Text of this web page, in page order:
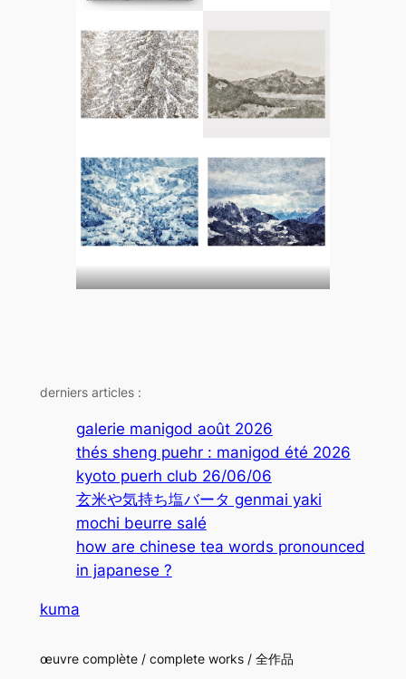
derniers articles :
galerie manigod août 2026
thés sheng puehr : manigod été 2026
kyoto puerh club 26/06/06
玄米や気持ち塩バータ genmai yaki
mochi beurre salé
how are chinese tea words pronounced
in japanese ?
kuma
œuvre complète / complete works / 全作品